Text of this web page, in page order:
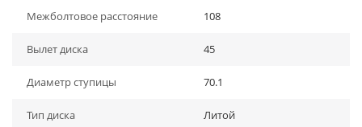
Межболтовое расстояние 108
Вылет диска 45
Диаметр ступицы 70.1
Тип диска Литой